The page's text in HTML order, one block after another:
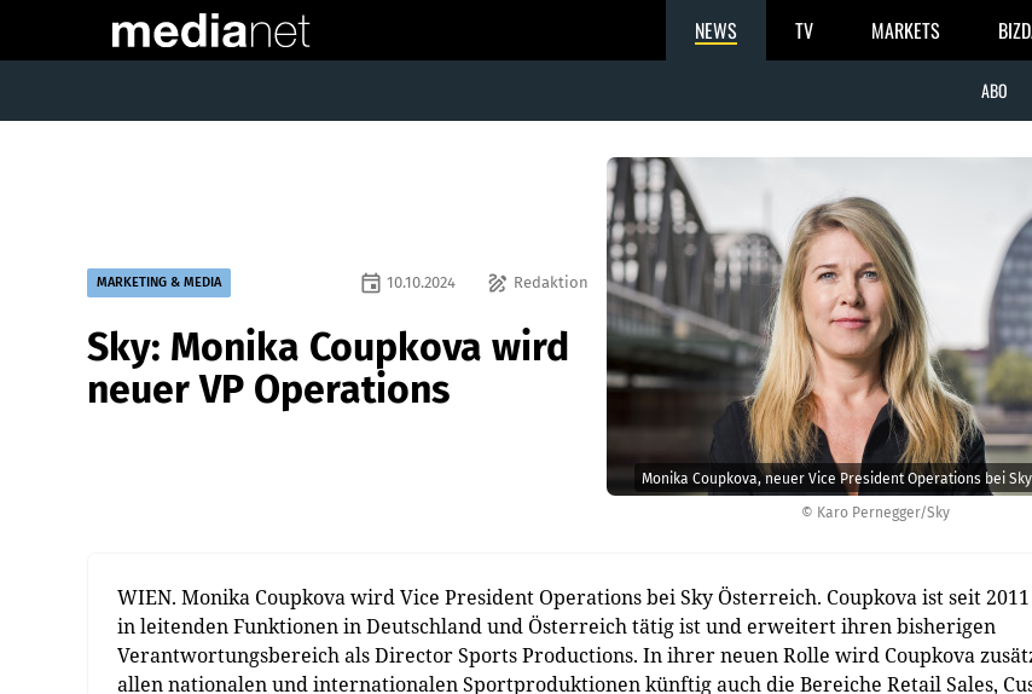
NEWS TV MARKETS
ABO
© Karo Pernegger/Sky
Monika Coupkova, neuer Vice President Operations bei
MARKETING & MEDIA draw Redaktion
event 10.10.2024
Sky: Monika Coupkova wird
neuer VP Operations
WIEN. Monika Coupkova wird Vice President Operations bei Sky Österreich. Coupkova ist seit
in leitenden Funktionen in Deutschland und Österreich tätig ist und erweitert ihren bisherigen
Verantwortungsbereich als Director Sports Productions. In ihrer neuen Rolle wird Coupkova
allen nationalen und internationalen Sportproduktionen künftig auch die Bereiche Retail Sales,